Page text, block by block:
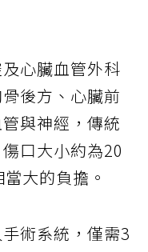
心臟血管外科
後方、心臟前
與神經，傳統
口大小約為20
大的負擔。
術系統，僅需3